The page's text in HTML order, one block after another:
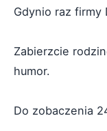
Gdynio raz firmy
Zabierzcie
humor.
Do zobaczenia